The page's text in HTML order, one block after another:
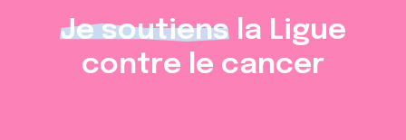
Je soutiens la Ligue
contre le cancer